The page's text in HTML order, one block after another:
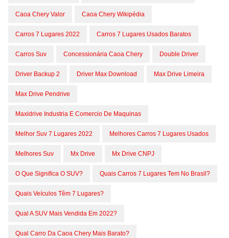
Caoa Chery Valor Caoa Chery Wikipédia
Carros 7 Lugares 2022 Carros 7 Lugares Usados Baratos
Carros Suv Concessionária Caoa Chery Double Driver
Driver Backup 2 Driver Max Download Max Drive Limeira
Max Drive Pendrive
Maxidrive Industria E Comercio De Maquinas
Melhor Suv 7 Lugares 2022 Melhores Carros 7 Lugares Usados
Melhores Suv Mx Drive Mx Drive CNPJ
O Que Significa O SUV? Quais Carros 7 Lugares Tem No Brasil?
Quais Veículos Têm 7 Lugares?
Qual A SUV Mais Vendida Em 2022?
Qual Carro Da Caoa Chery Mais Barato?